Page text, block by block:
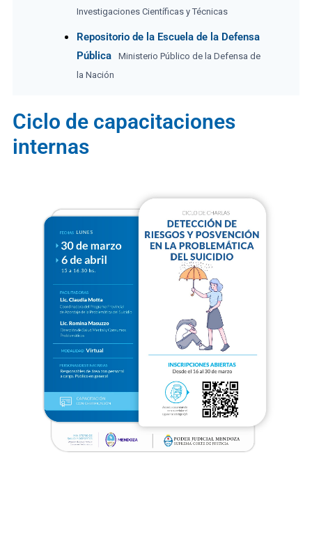
Investigaciones Científicas y Técnicas
Repositorio de la Escuela de la Defensa
Pública
Ministerio Público de la Defensa de
la Nación
Ciclo de capacitaciones
internas